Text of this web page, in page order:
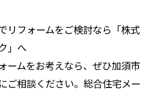
リフォームをご検討なら「株式
」へ
ームをお考えなら、ぜひ加須市
ご相談ください。総合住宅メー